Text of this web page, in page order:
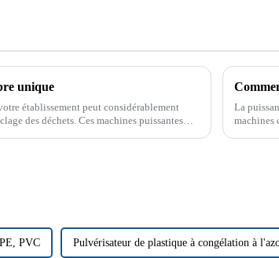
unique
établissement peut considérablement
des déchets. Ces machines puissantes
La
machines
PVC Pulvérisateur de plastique à congélation à